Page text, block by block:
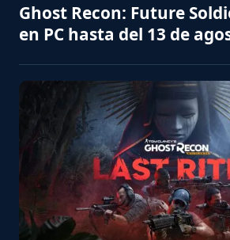
Ghost Recon: Future
en PC hasta del 13 de